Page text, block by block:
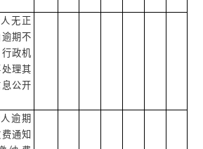
无正
期不
政机
理其
公开
逾期
通知